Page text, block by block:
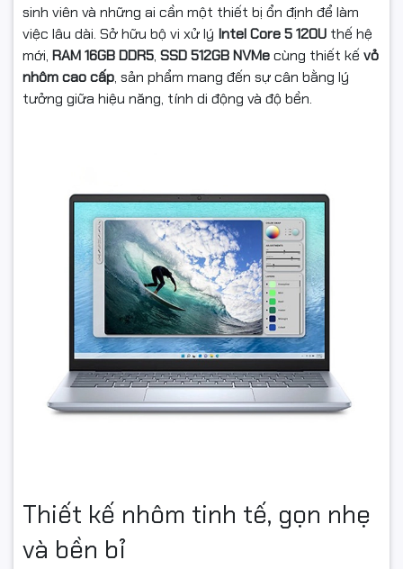
sinh viên và những ai cần một thiết bị ổn định để làm
việc lâu dài. Sở hữu bộ vi xử lý Intel Core 5 120U thế hệ
mới, RAM 16GB DDR5, SSD 512GB NVMecùng thiết kế vỏ
nhôm cao cấp, sản phẩm mang đến sự cân bằng lý
tưởng giữa hiệu năng, tính di động và độ bền.
Thiết kế nhôm tinh tế, gọn nhẹ
và bền bỉ